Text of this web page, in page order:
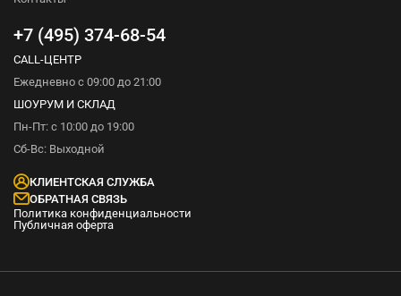
+7 (495) 374-68-54
CALL-ЦЕНТР
Ежедневно с 09:00 до 21:00
ШОУРУМ И СКЛАД
Пн-Пт: с 10:00 до 19:00
Сб-Вс: Выходной
КЛИЕНТСКАЯ СЛУЖБА
ОБРАТНАЯ СВЯЗЬ
Политика конфиденциальности
Публичная оферта